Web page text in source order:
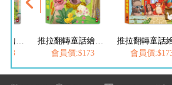
會員價:$173
會員價